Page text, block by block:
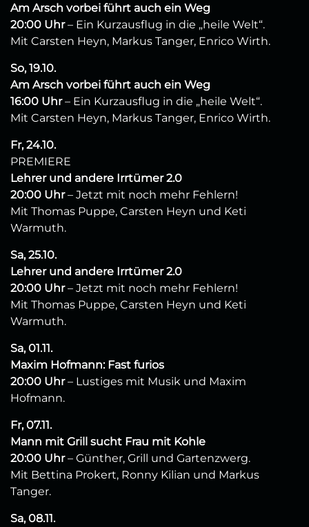
Am Arsch vorbei führt auch ein Weg
20:00 Uhr– Ein Kurzausflug in die „heile Welt“.
Mit Carsten Heyn, Markus Tanger, Enrico Wirth.
So, 19.10.
Am Arsch vorbei führt auch ein Weg
16:00 Uhr– Ein Kurzausflug in die „heile Welt“.
Mit Carsten Heyn, Markus Tanger, Enrico Wirth.
Fr, 24.10.
PREMIERE
Lehrer und andere Irrtümer 2.0
20:00 Uhr– Jetzt mit noch mehr Fehlern!
Mit Thomas Puppe, Carsten Heyn und Keti
Warmuth.
Sa, 25.10.
Lehrer und andere Irrtümer 2.0
20:00 Uhr– Jetzt mit noch mehr Fehlern!
Mit Thomas Puppe, Carsten Heyn und Keti
Warmuth.
Sa, 01.11.
Maxim Hofmann: Fast furios
20:00 Uhr– Lustiges mit Musik und Maxim
Hofmann.
Fr, 07.11.
Mann mit Grill sucht Frau mit Kohle
20:00 Uhr– Günther, Grill und Gartenzwerg.
Mit Bettina Prokert, Ronny Kilian und Markus
Tanger.
Sa, 08.11.